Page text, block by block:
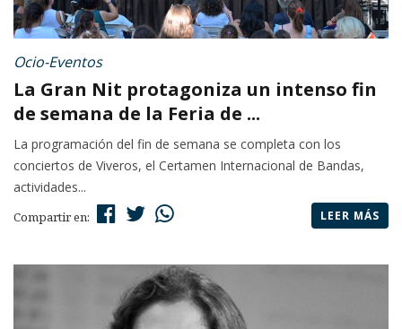
Ocio-Eventos
La Gran Nit protagoniza un intenso fin
de semana de la Feria de ...
La programación del fin de semana se completa con los
conciertos de Viveros, el Certamen Internacional de Bandas,
actividades...
Compartir en: LEER MÁS